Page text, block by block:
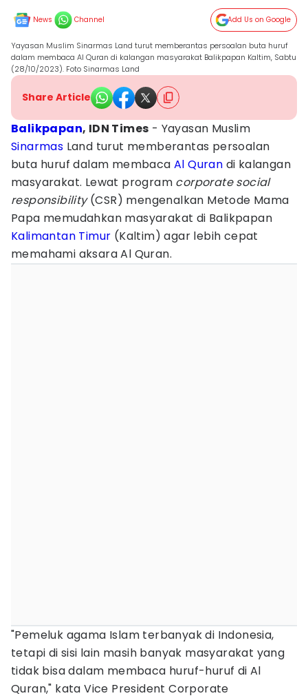
News Channel Add Us on Google
Yayasan Muslim Sinarmas Land turut memberantas persoalan buta huruf
dalam membaca Al Quran di kalangan masyarakat Balikpapan Kaltim, Sabtu
(28/10/2023). Foto Sinarmas Land
Share Article
Balikpapan, IDN Times - Yayasan Muslim
Sinarmas Land turut memberantas persoalan
buta huruf dalam membaca Al Quran di kalangan
masyarakat. Lewat program corporate social
responsibility(CSR) mengenalkan Metode Mama
Papa memudahkan masyarakat di Balikpapan
Kalimantan Timur (Kaltim) agar lebih cepat
memahami aksara Al Quran.
"Pemeluk agama Islam terbanyak di Indonesia,
tetapi di sisi lain masih banyak masyarakat yang
tidak bisa dalam membaca huruf-huruf di Al
Quran," kata Vice President Corporate